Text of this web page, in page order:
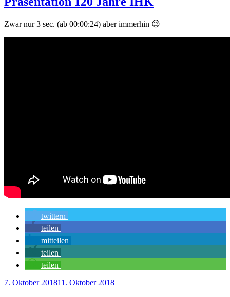
Zwar nur 3 sec. (ab 00:00:24) aber immerhin 😉
twittern
teilen
mitteilen
teilen
teilen
Veröffentlicht
7. Oktober 201811. Oktober 2018